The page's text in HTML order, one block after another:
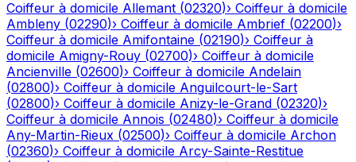
Coiffeur à domicile Allemant (02320)› Coiffeur à domicile
Ambleny (02290)› Coiffeur à domicile Ambrief (02200)›
Coiffeur à domicile Amifontaine (02190)› Coiffeur à
domicile Amigny-Rouy (02700)› Coiffeur à domicile
Ancienville (02600)› Coiffeur à domicile Andelain
(02800)› Coiffeur à domicile Anguilcourt-le-Sart
(02800)› Coiffeur à domicile Anizy-le-Grand (02320)›
Coiffeur à domicile Annois (02480)› Coiffeur à domicile
Any-Martin-Rieux (02500)› Coiffeur à domicile Archon
(02360)› Coiffeur à domicile Arcy-Sainte-Restitue